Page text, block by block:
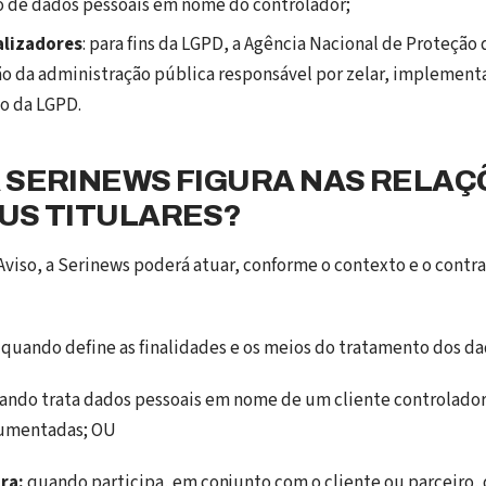
dados pessoais em nome do controlador;
: para fins da LGPD, a Agência Nacional de Proteção
da administração pública responsável por zelar,
LGPD.
SERINEWS FIGURA NAS
TITULARES?
a Serinews poderá atuar, conforme o contexto e o
define as finalidades e os meios do tratamento dos
trata dados pessoais em nome de um cliente
OU